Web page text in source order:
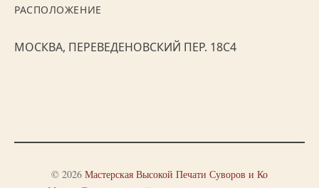
РАСПОЛОЖЕНИЕ
МОСКВА, ПЕРЕВЕДЕНОВСКИЙ ПЕР. 18С4
© 2026 Мастерская Высокой Печати Суворов и Ко